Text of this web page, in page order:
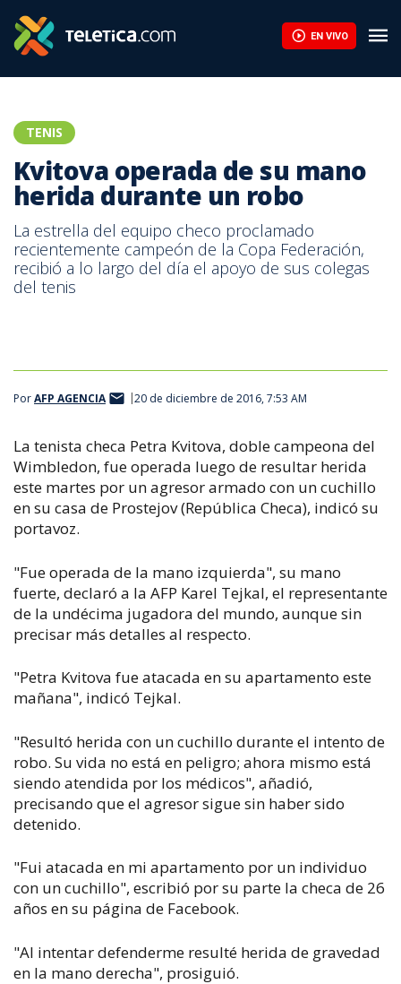
EN VIVO
TENIS
Kvitova operada de su mano
herida durante un robo
La estrella del equipo checo proclamado
recientemente campeón de la Copa Federación,
recibió a lo largo del día el apoyo de sus colegas
del tenis
PorAFP AGENCIA 20 de diciembre de 2016, 7:53 AM
La tenista checa Petra Kvitova, doble campeona del
Wimbledon, fue operada luego de resultar herida
este martes por un agresor armado con un cuchillo
en su casa de Prostejov (República Checa), indicó su
portavoz.
"Fue operada de la mano izquierda", su mano
fuerte, declaró a la AFP Karel Tejkal, el representante
de la undécima jugadora del mundo, aunque sin
precisar más detalles al respecto.
"Petra Kvitova fue atacada en su apartamento este
mañana", indicó Tejkal.
"Resultó herida con un cuchillo durante el intento de
robo. Su vida no está en peligro; ahora mismo está
siendo atendida por los médicos", añadió,
precisando que el agresor sigue sin haber sido
detenido.
"Fui atacada en mi apartamento por un individuo
con un cuchillo", escribió por su parte la checa de 26
años en su página de Facebook.
"Al intentar defenderme resulté herida de gravedad
en la mano derecha", prosiguió.